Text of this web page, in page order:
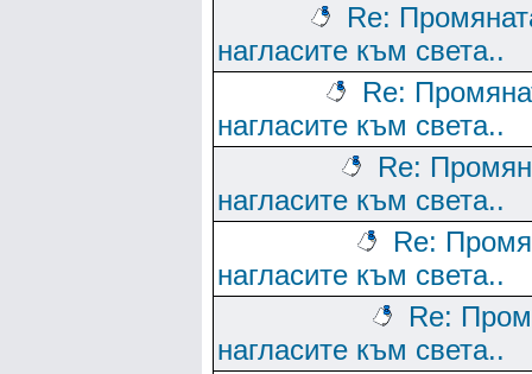
Re:
нагласите към света..
Re:
нагласите към света..
Re:
нагласите към света..
Re:
нагласите към света..
Re:
нагласите към света..